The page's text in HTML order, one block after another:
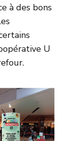
à des bons
U